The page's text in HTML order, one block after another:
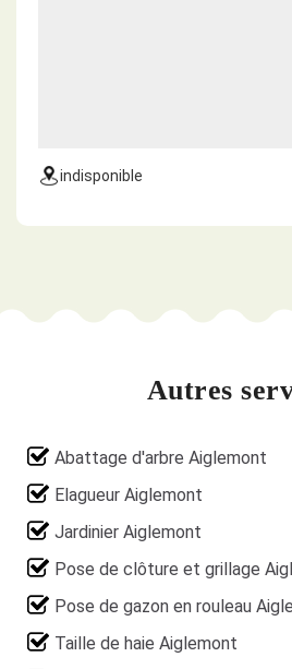
indisponible
Autres
Abattage d'arbre Aiglemont
Elagueur Aiglemont
Jardinier Aiglemont
Pose de clôture et grillage
Pose de gazon en rouleau
Taille de haie Aiglemont